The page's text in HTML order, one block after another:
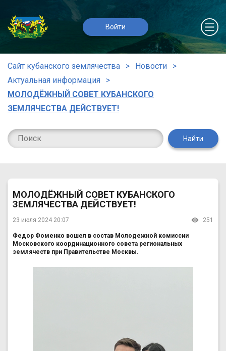
Войти
Сайт кубанского землячества
Новости
Актуальная информация
МОЛОДЁЖНЫЙ СОВЕТ КУБАНСКОГО
ЗЕМЛЯЧЕСТВА ДЕЙСТВУЕТ!
Найти
МОЛОДЁЖНЫЙ СОВЕТ КУБАНСКОГО
ЗЕМЛЯЧЕСТВА ДЕЙСТВУЕТ!
23 июля 2024 20:07 251
Федор Фоменко вошел в состав Молодежной комиссии
Московского координационного совета региональных
землячеств при Правительстве Москвы.